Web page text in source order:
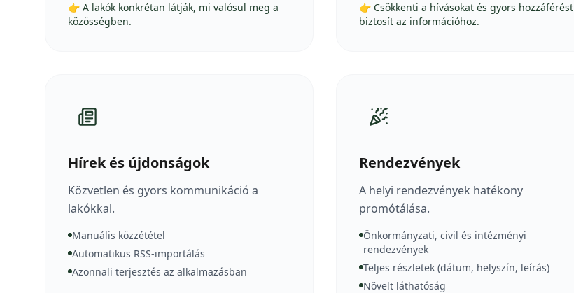
👉 A lakók konkrétan látják, mi valósul meg a
közösségben.
👉 Csökkenti a hívásokat és gyors hozzáférést
biztosít az információhoz.
Hírek és újdonságok
Közvetlen és gyors kommunikáció a
lakókkal.
Manuális közzététel
Automatikus RSS-importálás
Azonnali terjesztés az alkalmazásban
Rendezvények
A helyi rendezvények hatékony
promótálása.
Önkormányzati, civil és intézményi
rendezvények
Teljes részletek (dátum, helyszín, leírás)
Növelt láthatóság